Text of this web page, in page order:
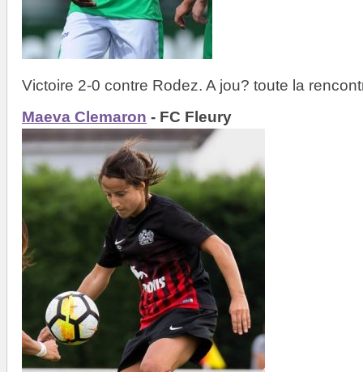
Victoire 2-0 contre Rodez. A jou? toute la
Maeva Clemaron - FC Fleury